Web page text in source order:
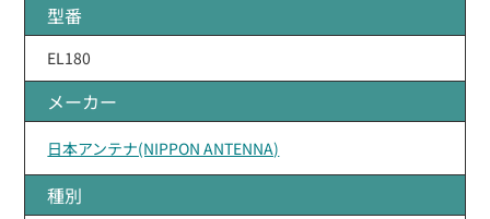
型番
EL180
メーカー
日本アンテナ(NIPPON ANTENNA)
種別